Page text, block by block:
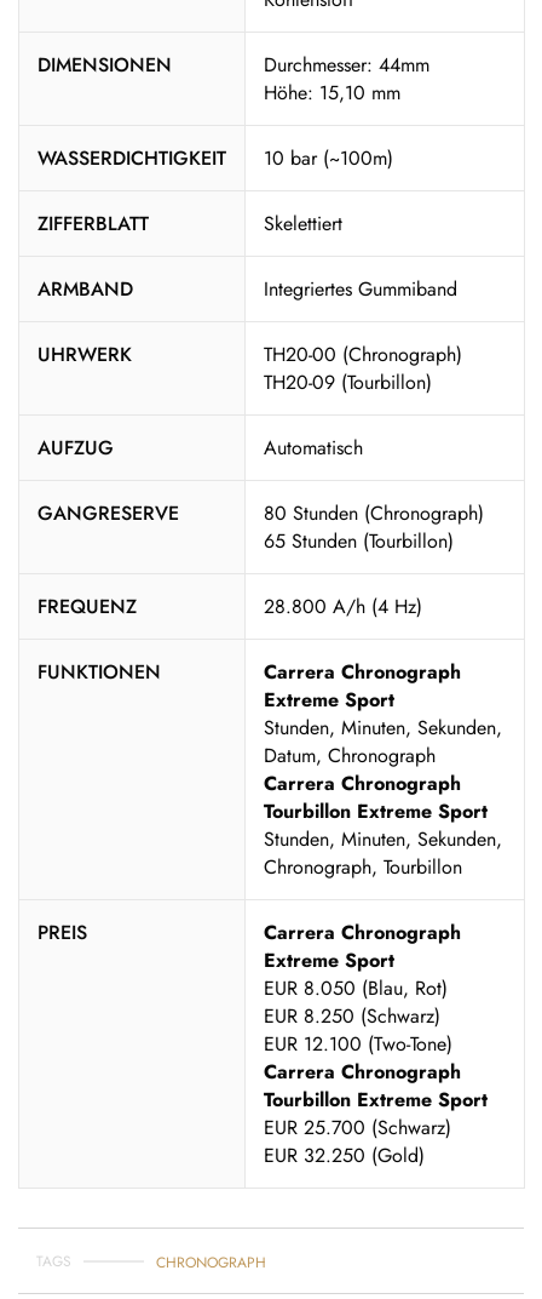
DIMENSIONEN
Durchmesser: 44mm
Höhe: 15,10 mm
WASSERDICHTIGKEIT 10 bar (~100m)
ZIFFERBLATT Skelettiert
ARMBAND Integriertes Gummiband
UHRWERK
TH20-00 (Chronograph)
TH20-09 (Tourbillon)
AUFZUG Automatisch
GANGRESERVE
80 Stunden (Chronograph)
65 Stunden (Tourbillon)
FREQUENZ 28.800 A/h (4 Hz)
FUNKTIONEN
Carrera Chronograph
Extreme Sport
Stunden, Minuten, Sekunden,
Datum, Chronograph
Carrera Chronograph
Tourbillon Extreme Sport
Stunden, Minuten, Sekunden,
Chronograph, Tourbillon
PREIS
Carrera Chronograph
Extreme Sport
EUR 8.050 (Blau, Rot)
EUR 8.250 (Schwarz)
EUR 12.100 (Two-Tone)
Carrera Chronograph
Tourbillon Extreme Sport
EUR 25.700 (Schwarz)
EUR 32.250 (Gold)
TAGS CHRONOGRAPH